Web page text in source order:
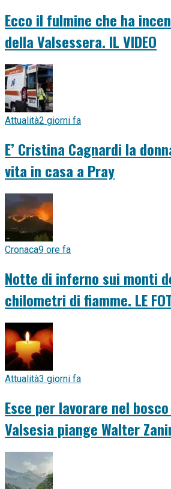
Ecco il fulmine che ha
della Valsessera. IL VIDEO
Attualità2 giorni fa
E’ Cristina Cagnardi la
vita in casa a Pray
Cronaca9 ore fa
Notte di inferno sui monti
chilometri di fiamme. LE
Attualità3 giorni fa
Esce per lavorare nel
Valsesia piange Walter